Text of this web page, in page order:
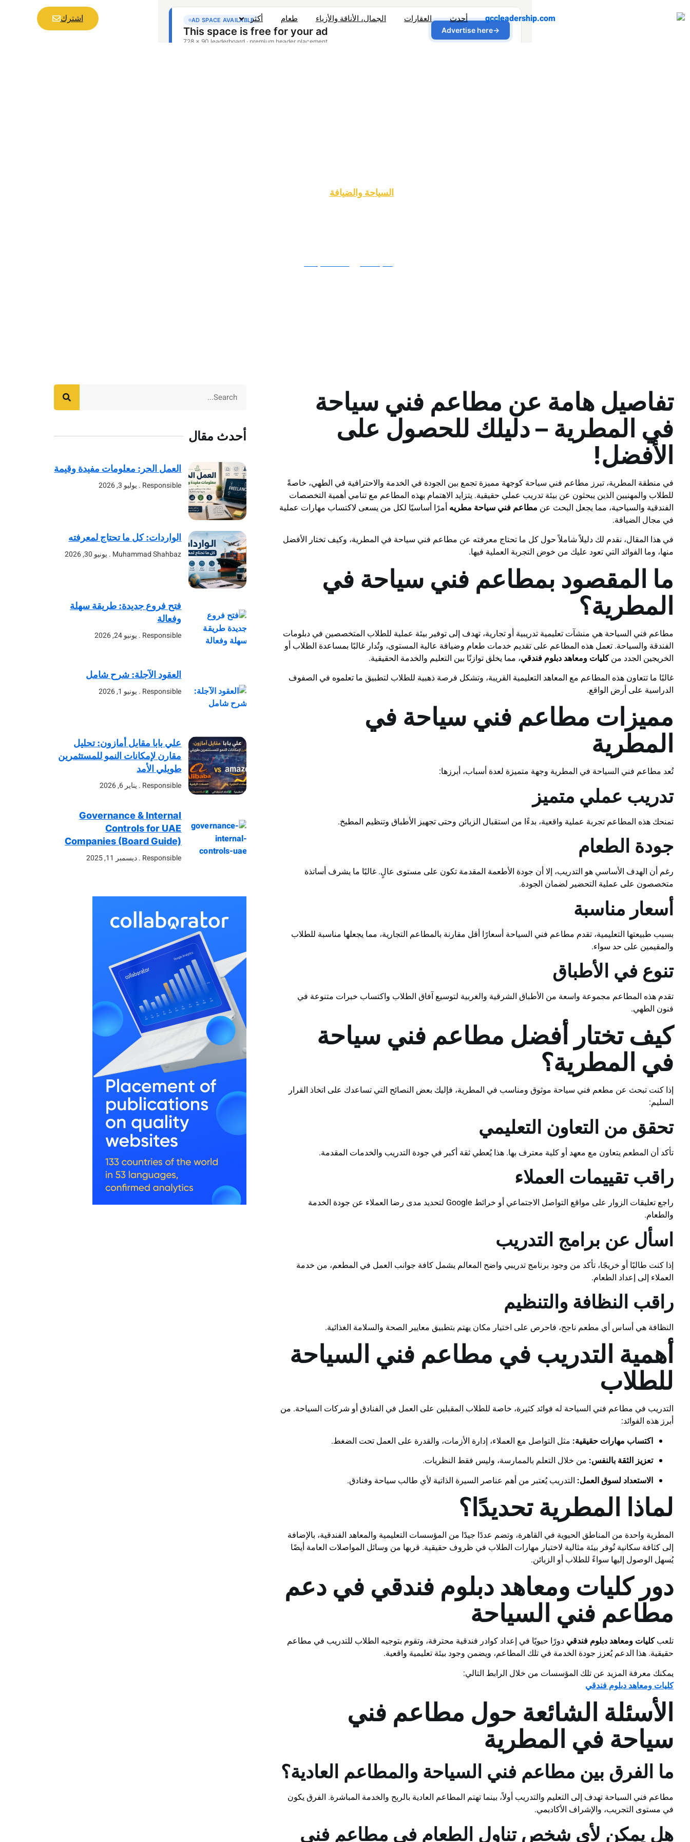
أحدث العقارات الجمال، الأناقة والأزياء طعام أكثر اشترك
السياحة والضيافة
يونيو 18, 2025 Responsible
تفاصيل هامة عن مطاعم فني سياحة
في المطرية – دليلك للحصول على
الأفضل!
في منطقة المطرية، تبرز مطاعم فني سياحة كوجهة مميزة تجمع بين الجودة في الخدمة والاحترافية في الطهي، خاصةً
للطلاب والمهنيين الذين يبحثون عن بيئة تدريب عملي حقيقية. يتزايد الاهتمام بهذه المطاعم مع تنامي أهمية التخصصات
الفندقية والسياحية، مما يجعل البحث عن مطاعم فني سياحة مطريه أمرًا أساسيًا لكل من يسعى لاكتساب مهارات عملية
في مجال الضيافة.
في هذا المقال، نقدم لك دليلاً شاملاً حول كل ما تحتاج معرفته عن مطاعم فني سياحة في المطرية، وكيف تختار الأفضل
منها، وما الفوائد التي تعود عليك من خوض التجربة العملية فيها.
ما المقصود بمطاعم فني سياحة في
المطرية؟
مطاعم فني السياحة هي منشآت تعليمية تدريبية أو تجارية، تهدف إلى توفير بيئة عملية للطلاب المتخصصين في دبلومات
الفندقة والسياحة. تعمل هذه المطاعم على تقديم خدمات طعام وضيافة عالية المستوى، وتُدار غالبًا بمساعدة الطلاب أو
الخريجين الجدد منكليات ومعاهد دبلوم فندقي، مما يخلق توازنًا بين التعليم والخدمة الحقيقية.
غالبًا ما تتعاون هذه المطاعم مع المعاهد التعليمية القريبة، وتشكل فرصة ذهبية للطلاب لتطبيق ما تعلموه في الصفوف
الدراسية على أرض الواقع.
مميزات مطاعم فني سياحة في
المطرية
تُعد مطاعم فني السياحة في المطرية وجهة متميزة لعدة أسباب، أبرزها:
تدريب عملي متميز
تمنحك هذه المطاعم تجربة عملية واقعية، بدءًا من استقبال الزبائن وحتى تجهيز الأطباق وتنظيم المطبخ.
جودة الطعام
رغم أن الهدف الأساسي هو التدريب، إلا أن جودة الأطعمة المقدمة تكون على مستوى عالٍ. غالبًا ما يشرف أساتذة
متخصصون على عملية التحضير لضمان الجودة.
أسعار مناسبة
بسبب طبيعتها التعليمية، تقدم مطاعم فني السياحة أسعارًا أقل مقارنة بالمطاعم التجارية، مما يجعلها مناسبة للطلاب
والمقيمين على حد سواء.
تنوع في الأطباق
تقدم هذه المطاعم مجموعة واسعة من الأطباق الشرقية والغربية لتوسيع آفاق الطلاب واكتساب خبرات متنوعة في
فنون الطهي.
كيف تختار أفضل مطاعم فني سياحة
في المطرية؟
إذا كنت تبحث عن مطعم فني سياحة موثوق ومناسب في المطرية، فإليك بعض النصائح التي تساعدك على اتخاذ القرار
السليم:
تحقق من التعاون التعليمي
تأكد أن المطعم يتعاون مع معهد أو كلية معترف بها. هذا يُعطي ثقة أكبر في جودة التدريب والخدمات المقدمة.
راقب تقييمات العملاء
راجع تعليقات الزوار على مواقع التواصل الاجتماعي أو خرائط Google لتحديد مدى رضا العملاء عن جودة الخدمة
والطعام.
اسأل عن برامج التدريب
إذا كنت طالبًا أو خريجًا، تأكد من وجود برنامج تدريبي واضح المعالم يشمل كافة جوانب العمل في المطعم، من خدمة
العملاء إلى إعداد الطعام.
راقب النظافة والتنظيم
النظافة هي أساس أي مطعم ناجح، فاحرص على اختيار مكان يهتم بتطبيق معايير الصحة والسلامة الغذائية.
أهمية التدريب في مطاعم فني السياحة
للطلاب
التدريب في مطاعم فني السياحة له فوائد كثيرة، خاصة للطلاب المقبلين على العمل في الفنادق أو شركات السياحة. من
أبرز هذه الفوائد:
اكتساب مهارات حقيقية: مثل التواصل مع العملاء، إدارة الأزمات، والقدرة على العمل تحت الضغط.
تعزيز الثقة بالنفس: من خلال التعلم بالممارسة، وليس فقط النظريات.
الاستعداد لسوق العمل: التدريب يُعتبر من أهم عناصر السيرة الذاتية لأي طالب سياحة وفنادق.
لماذا المطرية تحديدًا؟
المطرية واحدة من المناطق الحيوية في القاهرة، وتضم عددًا جيدًا من المؤسسات التعليمية والمعاهد الفندقية، بالإضافة
إلى كثافة سكانية تُوفر بيئة مثالية لاختبار مهارات الطلاب في ظروف حقيقية. قربها من وسائل المواصلات العامة أيضًا
يُسهل الوصول إليها سواءً للطلاب أو الزبائن.
دور كليات ومعاهد دبلوم فندقي في دعم
مطاعم فني السياحة
تلعبكليات ومعاهد دبلوم فندقي دورًا حيويًا في إعداد كوادر فندقية محترفة، وتقوم بتوجيه الطلاب للتدريب في مطاعم
حقيقية. هذا الدعم يُعزز جودة الخدمة في تلك المطاعم، ويضمن وجود بيئة تعليمية واقعية.
يمكنك معرفة المزيد عن تلك المؤسسات من خلال الرابط التالي:
كليات ومعاهد دبلوم فندقي
الأسئلة الشائعة حول مطاعم فني
سياحة في المطرية
ما الفرق بين مطاعم فني السياحة والمطاعم العادية؟
مطاعم فني السياحة تهدف إلى التعليم والتدريب أولاً، بينما تهتم المطاعم العادية بالربح والخدمة المباشرة. الفرق يكون
في مستوى التجريب، والإشراف الأكاديمي.
هل يمكن لأي شخص تناول الطعام في مطاعم فني
أحدث مقال
العمل الحر: معلومات مفيدة وقيمة
Responsible يوليو 3, 2026
الواردات: كل ما تحتاج لمعرفته
Muhammad Shahbaz يونيو 30, 2026
فتح فروع جديدة: طريقة سهلة
وفعالة
Responsible يونيو 24, 2026
العقود الآجلة: شرح شامل
Responsible يونيو 1, 2026
علي بابا مقابل أمازون: تحليل
مقارن لإمكانات النمو للمستثمرين
طويلي الأمد
Responsible يناير 6, 2026
Governance & Internal
Controls for UAE
Companies (Board Guide)
Responsible ديسمبر 11, 2025